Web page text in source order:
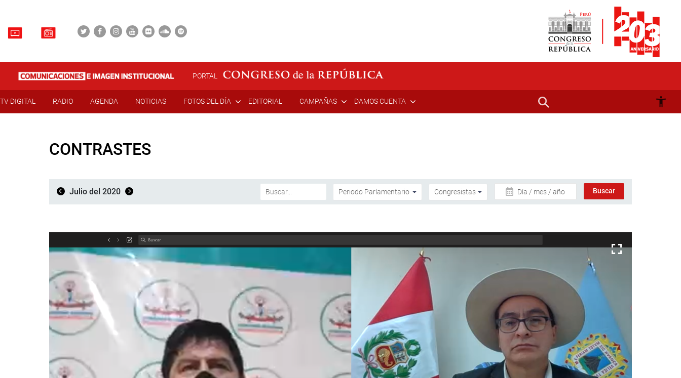
PORTAL
TV DIGITAL RADIO AGENDA NOTICIAS FOTOS DEL DÍA EDITORIAL CAMPAÑAS DAMOS CUENTA
CONTRASTES
Julio del 2020 Día / mes / año